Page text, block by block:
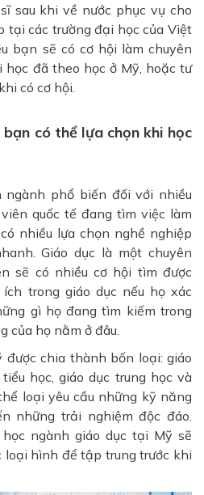
sau khi về nước phục vụ cho
tại các trường đại học của Việt
bạn sẽ có cơ hội làm chuyên
đã theo học ở Mỹ, hoặc tư
có cơ hội.
có thể lựa chọn khi học
ngành phổ biến đối với nhiều
quốc tế đang tìm việc làm
nhiều lựa chọn nghề nghiệp
Giáo dục là một chuyên
sẽ có nhiều cơ hội tìm được
trong giáo dục nếu họ xác
gì họ đang tìm kiếm trong
của họ nằm ở đâu.
được chia thành bốn loại: giáo
học, giáo dục trung học và
loại yêu cầu những kỹ năng
những trải nghiệm độc đáo.
ngành giáo dục tại Mỹ sẽ
loại hình để tập trung trước khi